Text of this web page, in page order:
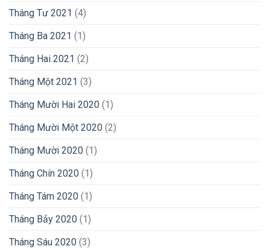
Tháng Tư 2021 (4)
Tháng Ba 2021 (1)
Tháng Hai 2021 (2)
Tháng Một 2021 (3)
Tháng Mười Hai 2020 (1)
Tháng Mười Một 2020 (2)
Tháng Mười 2020 (1)
Tháng Chín 2020 (1)
Tháng Tám 2020 (1)
Tháng Bảy 2020 (1)
Tháng Sáu 2020 (3)